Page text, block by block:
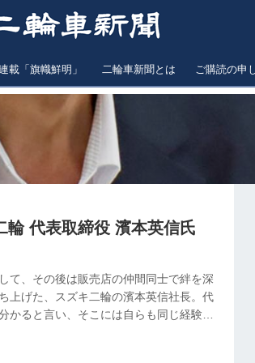
載「旗幟鮮明」 二輪車新聞とは ご購読の申
輪 代表取締役 濱本英信氏
て、その後は販売店の仲間同士で絆を深
上げた、スズキ二輪の濱本英信社長。代
ると言い、そこには自らも同じ経験を